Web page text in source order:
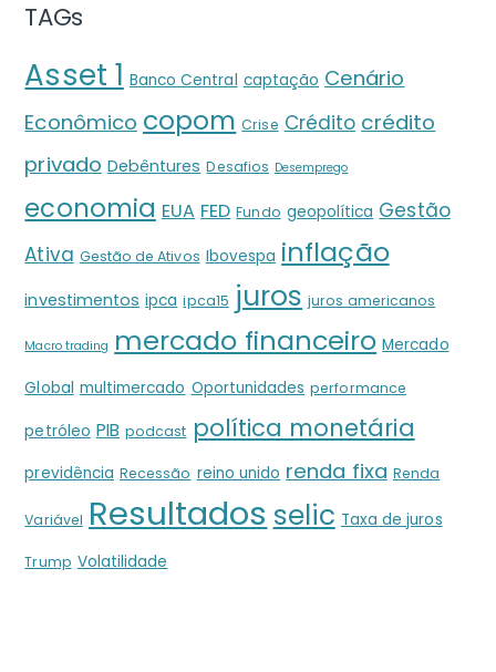
TAGs
Asset 1 Banco Central captação Cenário
Econômico copom Crise Crédito crédito
privado Debêntures Desafios Desemprego
economia EUA FED Fundo geopolítica Gestão
Ativa Gestão de Ativos Ibovespa inflação
investimentos ipca ipca15 juros juros americanos
Macro trading mercado financeiro Mercado
Global multimercado Oportunidades performance
petróleo PIB podcast política monetária
previdência Recessão reino unido renda fixa Renda
Variável Resultados selic Taxa de juros
Trump Volatilidade